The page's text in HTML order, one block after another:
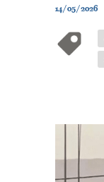
14/05/2026